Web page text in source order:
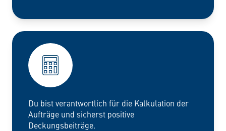
Du bist verantwortlich für die Kalkulation der
Aufträge und sicherst positive
Deckungsbeiträge.